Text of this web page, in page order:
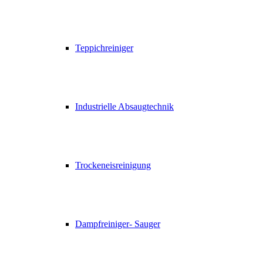
Teppichreiniger
Industrielle Absaugtechnik
Trockeneisreinigung
Dampfreiniger- Sauger